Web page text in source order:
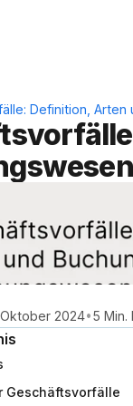
Definition, Arten
2024•5 Min.
Geschäftsvorfälle